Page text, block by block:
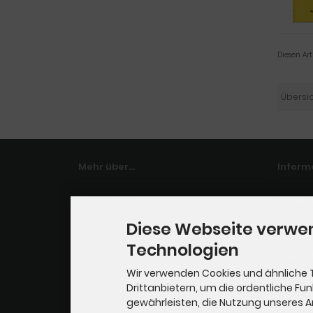
Diesen
Mehr über...
Impressum
Datenschutz
Cookie Einstellungen
Diese Webseite
Technologien
Wir verwenden Cookies und ähnliche
Drittanbietern, um die ordentliche
gewährleisten, die Nutzung unseres